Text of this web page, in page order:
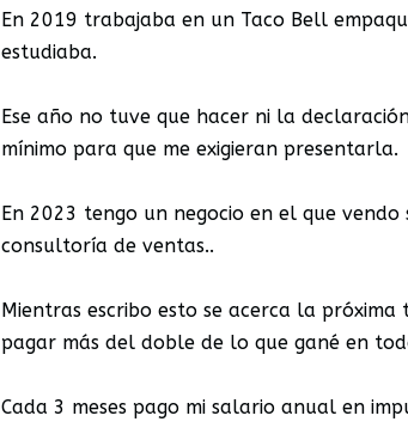
En 2019 trabajaba en un Taco Bell
estudiaba.
Ese año no tuve que hacer ni la
mínimo para que me exigieran presentarla.
En 2023 tengo un negocio en el que vendo
consultoría de ventas..
Mientras escribo esto se acerca la
pagar más del doble de lo que gané en
Cada 3 meses pago mi salario anual en